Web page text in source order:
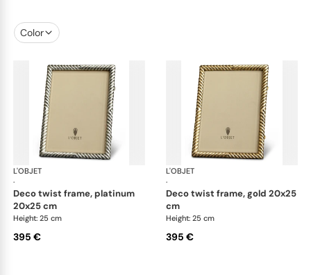
Color
L'OBJET
·
Picture Frames
deco twist frame, platinum
20x25 cm
Height: 25 cm
395 €
L'OBJET
·
deco twist frame, gold 20x25
cm
Height: 25 cm
395 €